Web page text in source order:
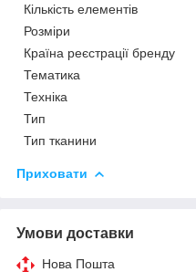
Кількість елементів
Розміри
Країна реєстрації бренду
Тематика
Техніка
Тип
Тип тканини
Приховати
Умови доставки
Нова Пошта